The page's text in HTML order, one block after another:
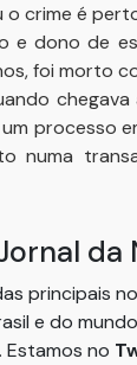
crime é
e dono de
foi morto
chegava
processo
numa
da
principais
e do
Estamos no